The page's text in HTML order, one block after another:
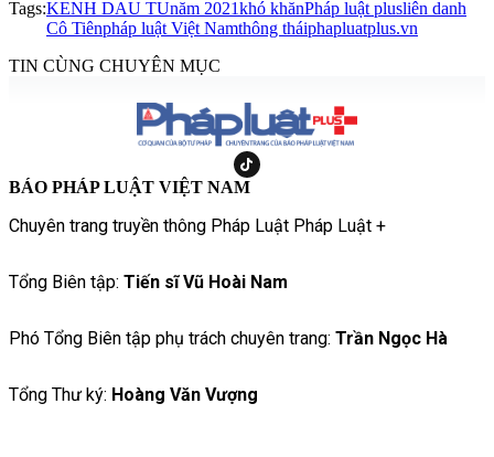
Tags:KENH DAU TUnăm 2021khó khănPháp luật plusliên danh
Cô Tiênpháp luật Việt Namthông tháiphapluatplus.vn
TIN CÙNG CHUYÊN MỤC
BÁO PHÁP LUẬT VIỆT NAM
Chuyên trang truyền thông Pháp Luật Pháp Luật +
Tổng Biên tập: Tiến sĩ Vũ Hoài Nam
Phó Tổng Biên tập phụ trách chuyên trang: Trần Ngọc Hà
Tổng Thư ký: Hoàng Văn Vượng